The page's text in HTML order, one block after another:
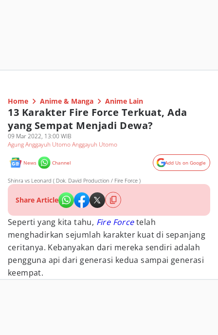
Home Anime & Manga Anime Lain
13 Karakter Fire Force Terkuat, Ada
yang Sempat Menjadi Dewa?
09 Mar 2022, 13:00 WIB
Agung Anggayuh Utomo Anggayuh Utomo
News Channel Add Us on Google
Shinra vs Leonard ( Dok. David Production / Fire Force )
Share Article
Seperti yang kita tahu, Fire Force telah
menghadirkan sejumlah karakter kuat di sepanjang
ceritanya. Kebanyakan dari mereka sendiri adalah
pengguna api dari generasi kedua sampai generasi
keempat.